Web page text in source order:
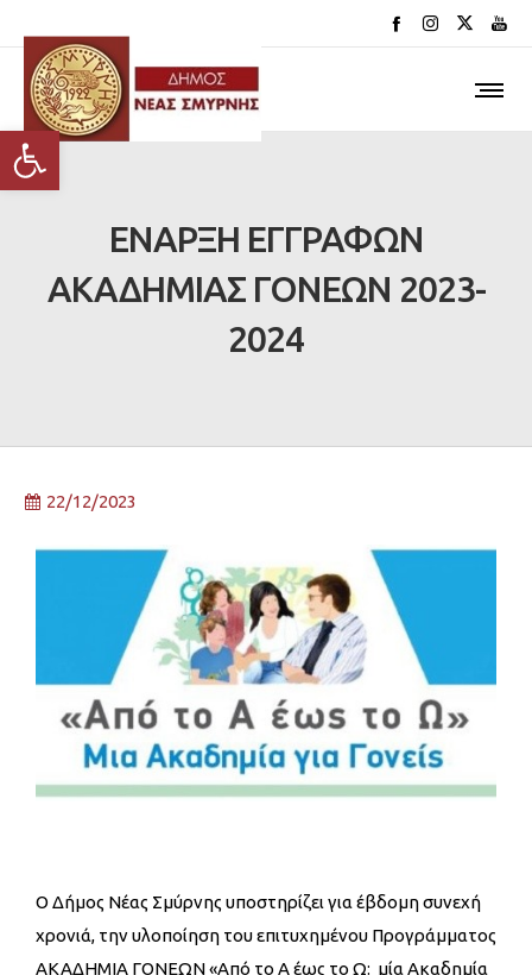
Ανοίξτε τη γραμμή εργαλείων
ΕΝΑΡΞΗ ΕΓΓΡΑΦΩΝ
ΑΚΑΔΗΜΙΑΣ ΓΟΝΕΩΝ 2023-
2024
22/12/2023
Ο Δήμος Νέας Σμύρνης υποστηρίζει για έβδομη συνεχή
χρονιά, την υλοποίηση του επιτυχημένου Προγράμματος
ΑΚΑΔΗΜΙΑ ΓΟΝΕΩΝ «Από το Α έως το Ω: μία Ακαδημία